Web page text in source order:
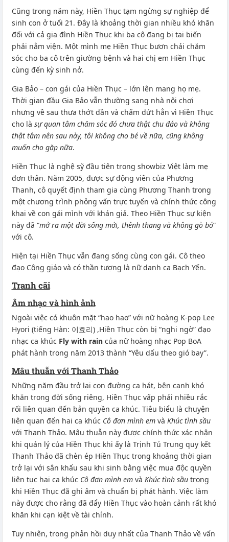
Cũng trong năm này, Hiền Thục tạm ngừng sự nghiệp để
sinh con ở tuổi 21. Đây là khoảng thời gian nhiều khó khăn
đối với cả gia đình Hiền Thục khi ba cô đang bị tai biến
phải nằm viện. Một mình mẹ Hiền Thục bươn chải chăm
sóc cho ba cô trên giường bệnh và hai chị em Hiền Thục
cùng đến kỳ sinh nở.
Gia Bảo – con gái của Hiền Thục – lớn lên mang họ mẹ.
Thời gian đầu Gia Bảo vẫn thường sang nhà nội chơi
nhưng về sau thưa thớt dần và chấm dứt hẳn vì Hiền Thục
cho là sự quan tâm chăm sóc đó chưa thật chu đáo và không
thật tâm nên sau này, tôi không cho bé về nữa, cũng không
muốn cho gặp nữa.
Hiền Thục là nghệ sỹ đầu tiên trong showbiz Việt làm mẹ
đơn thân. Năm 2005, được sự động viên của Phương
Thanh, cô quyết định tham gia cùng Phương Thanh trong
một chương trình phỏng vấn trực tuyến và chính thức công
khai về con gái mình với khán giả. Theo Hiền Thục sự kiện
này đã “mở ra một đời sống mới, thênh thang và không gò bó”
với cô.
Hiện tại Hiền Thục vẫn đang sống cùng con gái. Cô theo
đạo Công giáo và có thần tượng là nữ danh ca Bạch Yến.
Tranh cãi
Âm nhạc và hình ảnh
Ngoài việc có khuôn mặt “hao hao” với nữ hoàng K-pop Lee
Hyori (tiếng Hàn: 이효리) ,Hiền Thục còn bị “nghi ngờ” đạo
nhạc ca khúc Fly with raincủa nữ hoàng nhạc Pop BoA
phát hành trong năm 2013 thành “Yêu dấu theo gió bay”.
Mâu thuẫn với Thanh Thảo
Những năm đầu trở lại con đường ca hát, bên cạnh khó
khăn trong đời sống riêng, Hiền Thục vấp phải nhiều rắc
rối liên quan đến bản quyền ca khúc. Tiêu biểu là chuyện
liên quan đến hai ca khúc Cô đơn mình emvà Khúc tình sầu
với Thanh Thảo. Mâu thuẫn này được chính thức xác nhận
khi quản lý của Hiền Thục khi ấy là Trịnh Tú Trung quy kết
Thanh Thảo đã chèn ép Hiền Thục trong khoảng thời gian
trở lại với sân khấu sau khi sinh bằng việc mua độc quyền
liên tục hai ca khúc Cô đơn mình emvà Khúc tình sầutrong
khi Hiền Thục đã ghi âm và chuẩn bị phát hành. Việc làm
này được cho rằng đã đẩy Hiền Thục vào hoàn cảnh rất khó
khăn khi cạn kiệt về tài chính.
Tuy nhiên, trong phản hồi duy nhất của Thanh Thảo về vấn